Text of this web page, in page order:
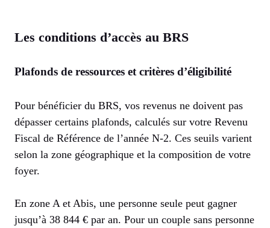
Les conditions d’accès au BRS
Plafonds de ressources et critères d’éligibilité
Pour bénéficier du BRS, vos revenus ne doivent pas
dépasser certains plafonds, calculés sur votre Revenu
Fiscal de Référence de l’année N-2. Ces seuils varient
selon la zone géographique et la composition de votre
foyer.
En zone A et Abis, une personne seule peut gagner
jusqu’à 38 844 € par an. Pour un couple sans personne